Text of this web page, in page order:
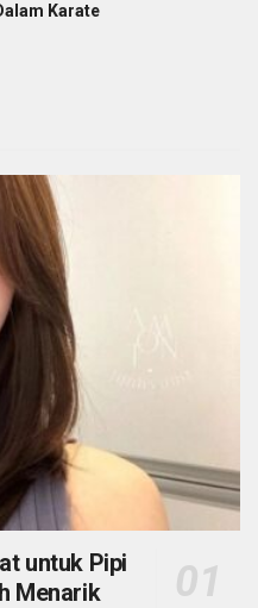
Karate
untuk Pipi
Menarik